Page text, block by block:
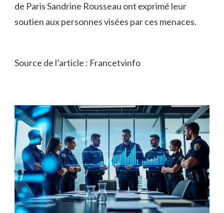
de Paris Sandrine Rousseau ont exprimé leur
soutien aux personnes visées par ces menaces.
Source de l’article : Francetvinfo